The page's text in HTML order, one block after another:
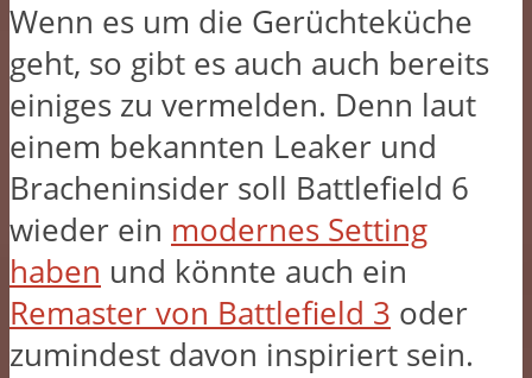
Wenn es um die Gerüchteküche
geht, so gibt es auch auch bereits
einiges zu vermelden. Denn laut
einem bekannten Leaker und
Bracheninsider soll Battlefield 6
wieder ein modernes Setting
haben und könnte auch ein
Remaster von Battlefield 3 oder
zumindest davon inspiriert sein.